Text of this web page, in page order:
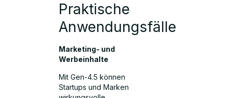
Praktische
Anwendungsfälle
Marketing- und
Werbeinhalte
Mit Gen-4.5 können
Startups und Marken